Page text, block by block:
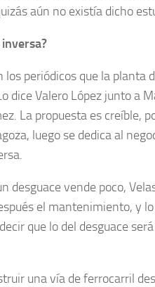
aún no existía dicho
periódicos que la planta
dice Valero López junto a
La propuesta es creíble,
luego se dedica al
desguace vende poco,
el mantenimiento, y
que lo del desguace
una vía de ferrocarril